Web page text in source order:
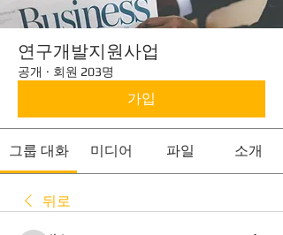
연구개발지원사업
공개 · 회원 203명
가입
그룹 대화 미디어 파일 소개
뒤로